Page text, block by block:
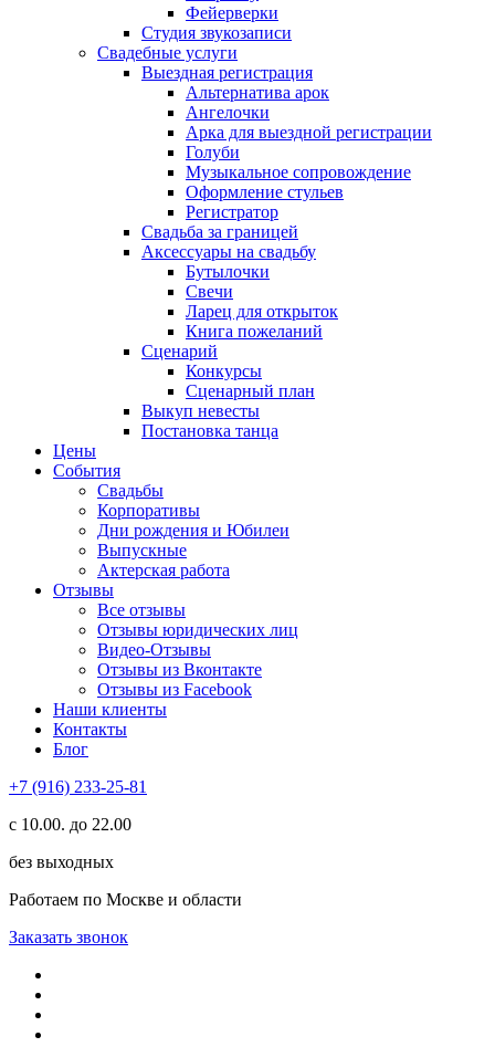
Фейерверки
Студия звукозаписи
Свадебные услуги
Выездная регистрация
Альтернатива арок
Ангелочки
Арка для выездной регистрации
Голуби
Музыкальное сопровождение
Оформление стульев
Регистратор
Свадьба за границей
Аксессуары на свадьбу
Бутылочки
Свечи
Ларец для открыток
Книга пожеланий
Сценарий
Конкурсы
Сценарный план
Выкуп невесты
Постановка танца
Цены
События
Свадьбы
Корпоративы
Дни рождения и Юбилеи
Выпускные
Актерская работа
Отзывы
Все отзывы
Отзывы юридических лиц
Видео-Отзывы
Отзывы из Вконтакте
Отзывы из Facebook
Наши клиенты
Контакты
Блог
+7 (916) 233-25-81
с 10.00. до 22.00
без выходных
Работаем по Москве и области
Заказать звонок